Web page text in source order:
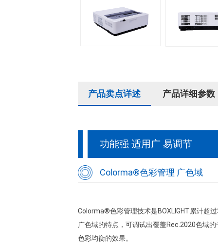
产品卖点详述 产品详细参数
功能强 适用广 易调节
Colorma®色彩管理 广色域
Colorma®色彩管理技术是BOXLIGHT累计超
广色域的特点，可调试出覆盖Rec.2020色域
色彩均衡的效果。